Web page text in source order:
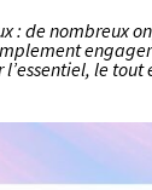
: de nombreux
le